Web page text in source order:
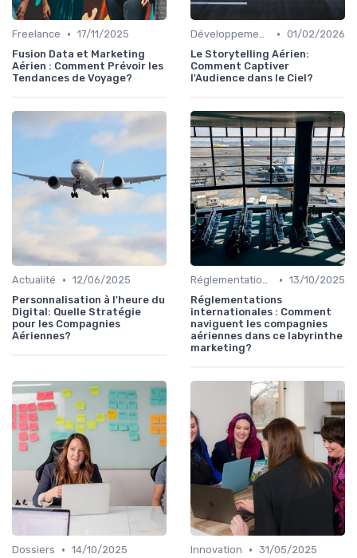
Freelance • 17/11/2025
Fusion Data et Marketing
Aérien : Comment Prévoir les
Tendances de Voyage?
Développement personnel • 01/02/2026
Le Storytelling Aérien:
Comment Captiver
l'Audience dans le Ciel?
Actualité • 12/06/2025
Personnalisation à l'heure du
Digital: Quelle Stratégie
pour les Compagnies
Aériennes?
Réglementations Internationales • 13/10/2025
Réglementations
internationales : Comment
naviguent les compagnies
aériennes dans ce labyrinthe
marketing?
Dossiers • 14/10/2025
Innovation • 31/05/2025